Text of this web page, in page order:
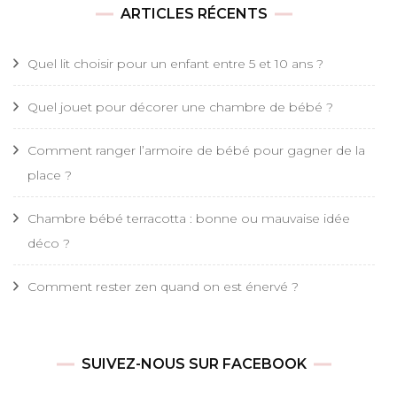
ARTICLES RÉCENTS
Quel lit choisir pour un enfant entre 5 et 10 ans ?
Quel jouet pour décorer une chambre de bébé ?
Comment ranger l’armoire de bébé pour gagner de la
place ?
Chambre bébé terracotta : bonne ou mauvaise idée
déco ?
Comment rester zen quand on est énervé ?
SUIVEZ-NOUS SUR FACEBOOK